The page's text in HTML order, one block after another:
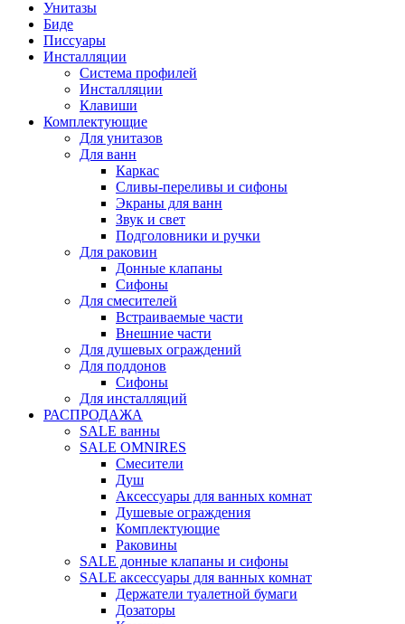
Унитазы
Биде
Писсуары
Инсталляции
Система профилей
Инсталляции
Клавиши
Комплектующие
Для унитазов
Для ванн
Каркас
Сливы-переливы и сифоны
Экраны для ванн
Звук и свет
Подголовники и ручки
Для раковин
Донные клапаны
Сифоны
Для смесителей
Встраиваемые части
Внешние части
Для душевых ограждений
Для поддонов
Сифоны
Для инсталляций
РАСПРОДАЖА
SALE ванны
SALE OMNIRES
Смесители
Душ
Аксессуары для ванных комнат
Душевые ограждения
Комплектующие
Раковины
SALE донные клапаны и сифоны
SALE аксессуары для ванных комнат
Держатели туалетной бумаги
Дозаторы